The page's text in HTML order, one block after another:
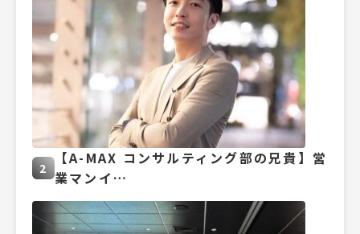
2
【A-MAX コンサルティング部の兄貴】営
業マンイ…